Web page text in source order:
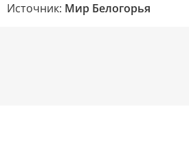
Источник: Мир Белогорья